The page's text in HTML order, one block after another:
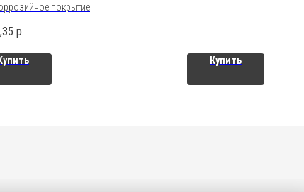
покрытие
р.
Купить Купить